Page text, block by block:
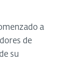
a
de
su